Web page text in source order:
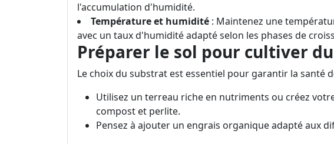
l'accumulation d'humidité.
Température et humidité : Maintenez une
avec un taux d'humidité adapté selon les phases de
Préparer le sol pour cultiver
Le choix du substrat est essentiel pour garantir la santé
Utilisez un terreau riche en nutriments ou créez
compost et perlite.
Pensez à ajouter un engrais organique adapté aux